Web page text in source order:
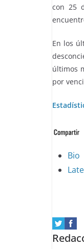
con 25
En los
últimos
por
The
content
below.
Bio